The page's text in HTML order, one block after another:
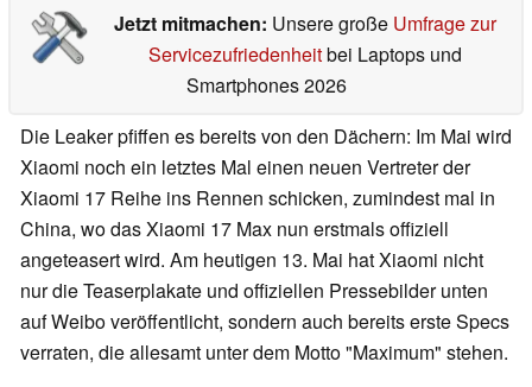
Jetzt mitmachen: Unsere große Umfrage zur
Servicezufriedenheitbei Laptops und
Smartphones 2026
Die Leaker pfiffen es bereits von den Dächern: Im Mai wird
Xiaomi noch ein letztes Mal einen neuen Vertreter der
Xiaomi 17 Reihe ins Rennen schicken, zumindest mal in
China, wo das Xiaomi 17 Max nun erstmals offiziell
angeteasert wird. Am heutigen 13. Mai hat Xiaomi nicht
nur die Teaserplakate und offiziellen Pressebilder unten
auf Weibo veröffentlicht, sondern auch bereits erste Specs
verraten, die allesamt unter dem Motto "Maximum" stehen.